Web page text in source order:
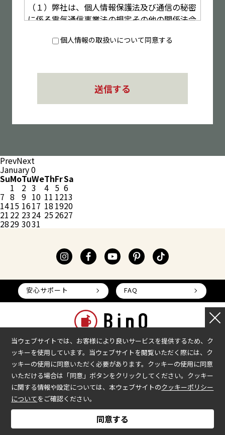
（１）弊社は、個人情報保護法及び通信の秘密
に係る電気通信事業法の規定その他の関係法令
（２）弊社は、電気通信事業における個人情報
し、適切な管理を行います。
（４）弊社で業務に従事するすべての者は、会
の信頼に応えます。
め、必要かつ適切な安全管理措置を講じるとと
もにその改善に努めます。
3. 個人情報の取扱について
（１）利用目的の特定
弊社では、取得した会員の氏名、住所、電話番
号等の個人情報を下記の目的で利用します。
の請求、お問合せ対応、弊社のサービス等の変
更・休廃止の通知、弊社が提供する他サービス
のお知らせ・各種イベント・キャンペーンの案
内に利用いたします。
（２）個人情報の開示
弊社は、会員から自己に関する個人情報の開示
の請求があった場合は、本人確認を行ったうえ
で、これに応じます。また、個人情報の内容の
訂正等の申出があった場合も、速やかに対応い
たします。
（３）個人情報の利用・提供
サービスを提供するために必要な範囲でお客さ
まの個人情報を取得し、取得目的の範囲内で利
用・提供を行います。
個人情報の取扱いについて同意する
PrevNext
January0
SuMoTuWeThFrSa
1 2 3 4 5 6
7 8 9 10 11 1213
1415 1617 18 1920
21 22 2324 252627
2829 3031
安心サポート FAQ
本部へのお問い合わせ
会社情報
プライバシーポリシー
加盟企業の募集
加盟店様ログイン
COPYRIGHT © BinO ALL RIGHTS RESERVED.
当ウェブサイトでは、お客様により良いサービスを提供するため、ク
ッキーを使用しています。当ウェブサイトを閲覧いただく際には、ク
ッキーの使用に同意いただく必要があります。クッキーの使用に同意
いただける場合は「同意」ボタンをクリックしてください。クッキー
に関する情報や設定については、本ウェブサイトのクッキーポリシー
についてをご確認ください。
同意する